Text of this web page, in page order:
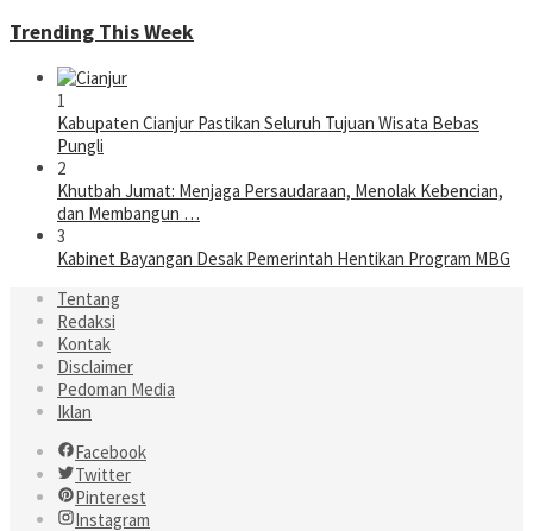
Trending This Week
1
Kabupaten Cianjur Pastikan Seluruh Tujuan Wisata Bebas
Pungli
2
Khutbah Jumat: Menjaga Persaudaraan, Menolak Kebencian,
dan Membangun …
3
Kabinet Bayangan Desak Pemerintah Hentikan Program MBG
Tentang
Redaksi
Kontak
Disclaimer
Pedoman Media
Iklan
Facebook
Twitter
Pinterest
Instagram